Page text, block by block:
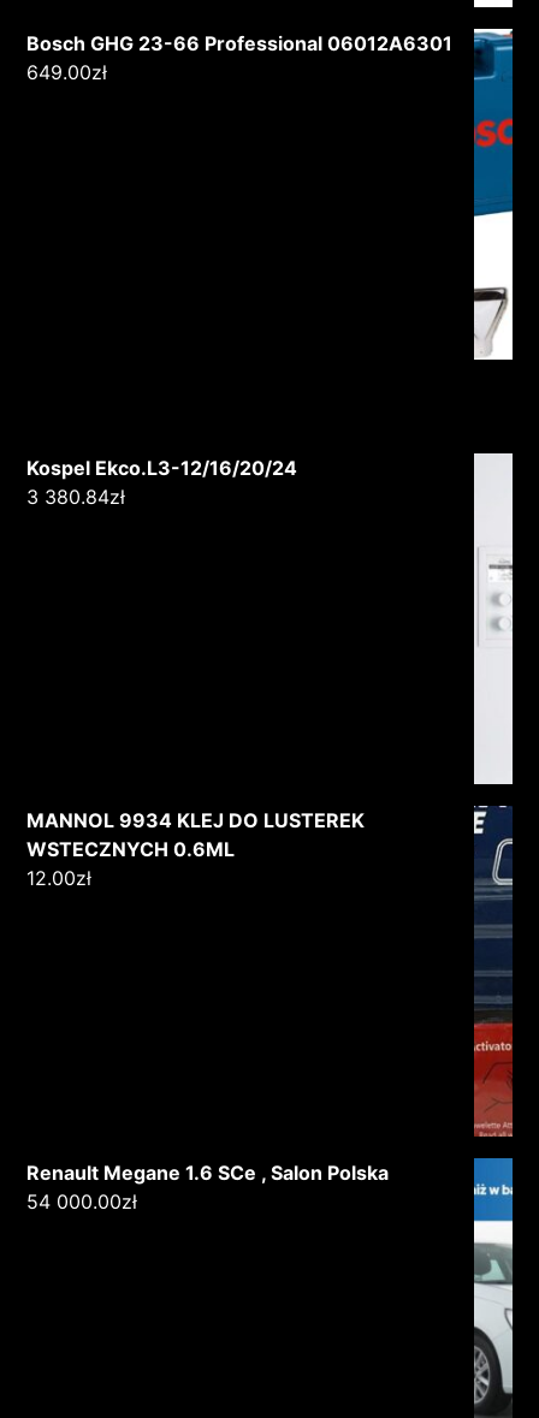
Bosch GHG 23-66 Professional 06012A6301
649.00zł
Kospel Ekco.L3-12/16/20/24
3 380.84zł
MANNOL 9934 KLEJ DO LUSTEREK
WSTECZNYCH 0.6ML
12.00zł
Renault Megane 1.6 SCe , Salon Polska
54 000.00zł